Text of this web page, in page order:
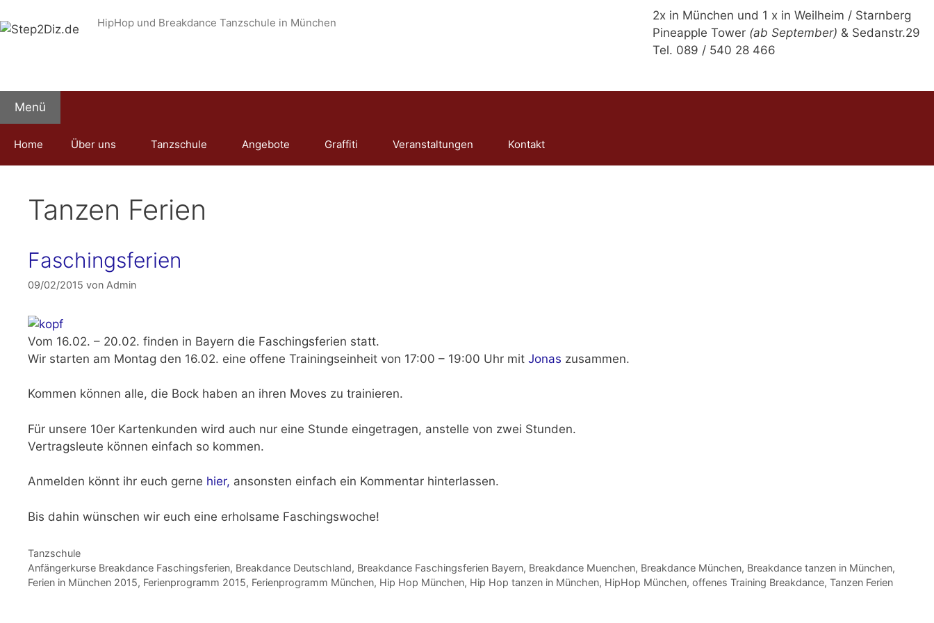
Inhalt
2x in München und 1 x in Weilheim / Starnberg
Pineapple Tower (ab September) & Sedanstr.29
Tel. 089 / 540 28 466
HipHop und Breakdance Tanzschule in München
Menü
Home Über uns Tanzschule Angebote Graffiti Veranstaltungen Kontakt
Tanzen Ferien
Faschingsferien
09/02/2015 von Admin
Vom 16.02. – 20.02. finden in Bayern die Faschingsferien statt.
Wir starten am Montag den 16.02. eine offene Trainingseinheit von 17:00 – 19:00 Uhr mit Jonas zusammen.
Kommen können alle, die Bock haben an ihren Moves zu trainieren.
Für unsere 10er Kartenkunden wird auch nur eine Stunde eingetragen, anstelle von zwei Stunden.
Vertragsleute können einfach so kommen.
Anmelden könnt ihr euch gerne hier, ansonsten einfach ein Kommentar hinterlassen.
Bis dahin wünschen wir euch eine erholsame Faschingswoche!
Kategorien
Tanzschule
Schlagwörter
Anfängerkurse Breakdance Faschingsferien, Breakdance Deutschland, Breakdance Faschingsferien Bayern, Breakdance Muenchen, Breakdance München, Breakdance tanzen in München,
Ferien in München 2015, Ferienprogramm 2015, Ferienprogramm München, Hip Hop München, Hip Hop tanzen in München, HipHop München, offenes Training Breakdance, Tanzen Ferien